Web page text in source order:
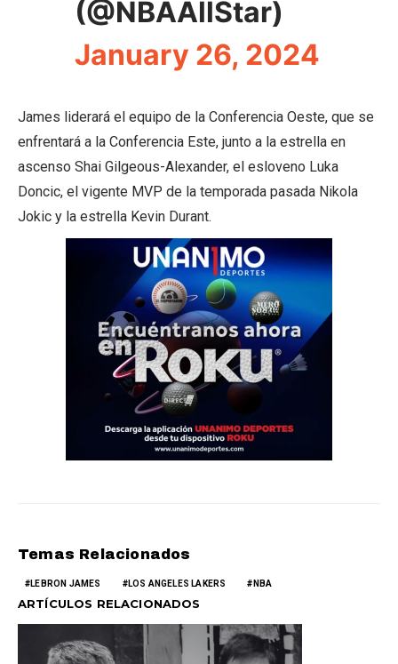
(@NBAAllStar)
January 26, 2024
James liderará el equipo de la Conferencia Oeste, que se
enfrentará a la Conferencia Este, junto a la estrella en
ascenso Shai Gilgeous-Alexander, el esloveno Luka
Doncic, el vigente MVP de la temporada pasada Nikola
Jokic y la estrella Kevin Durant.
Temas Relacionados
LEBRON JAMES LOS ANGELES LAKERS NBA
ARTÍCULOS RELACIONADOS